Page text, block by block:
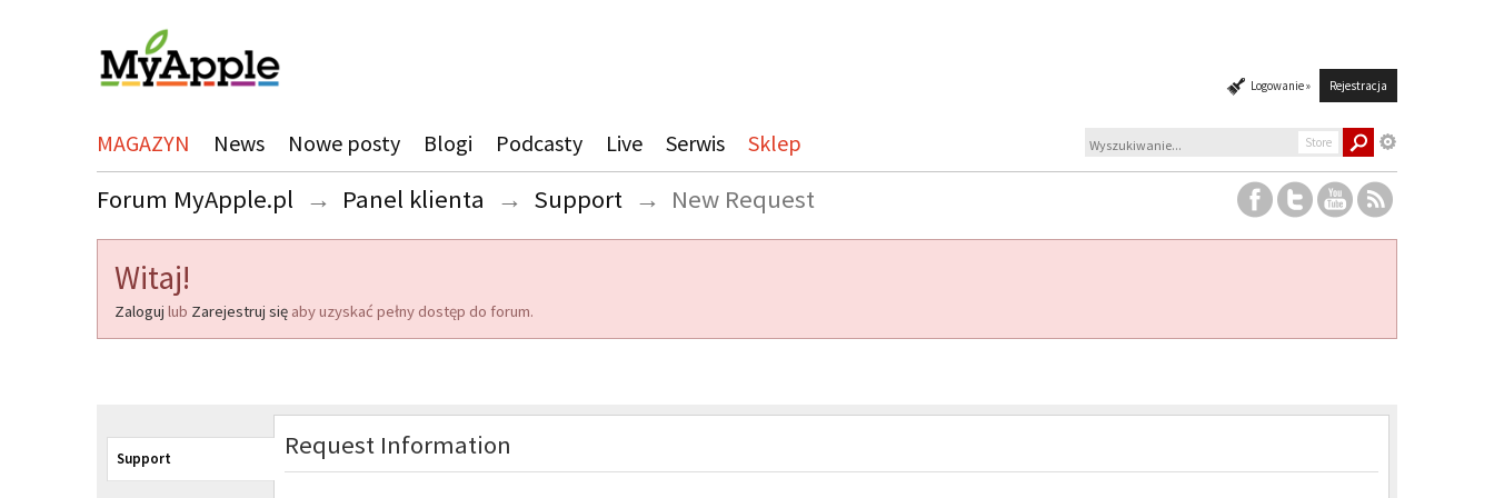
Logowanie » Rejestracja
MAGAZYN News Nowe posty Blogi Podcasty Live Serwis Sklep Store
Forum MyApple.pl → Panel klienta → Support → New Request
Witaj!
Zaloguj lub Zarejestruj się aby uzyskać pełny dostęp do forum.
Support Request Information